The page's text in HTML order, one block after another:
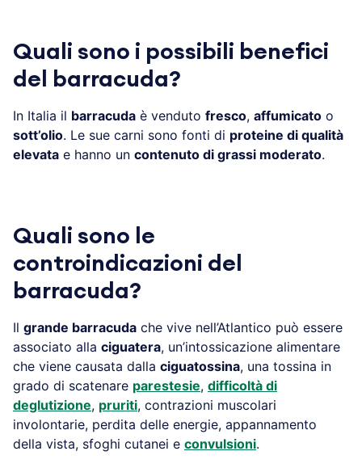
Quali sono i possibili benefici
del barracuda?
In Italia il barracuda è venduto fresco, affumicato o
sott’olio. Le sue carni sono fonti di proteine di qualità
elevata e hanno un contenuto di grassi moderato.
Quali sono le
controindicazioni del
barracuda?
Il grande barracuda che vive nell’Atlantico può essere
associato alla ciguatera, un’intossicazione alimentare
che viene causata dalla ciguatossina, una tossina in
grado di scatenare parestesie, difficoltà di
deglutizione, pruriti, contrazioni muscolari
involontarie, perdita delle energie, appannamento
della vista, sfoghi cutanei e convulsioni.